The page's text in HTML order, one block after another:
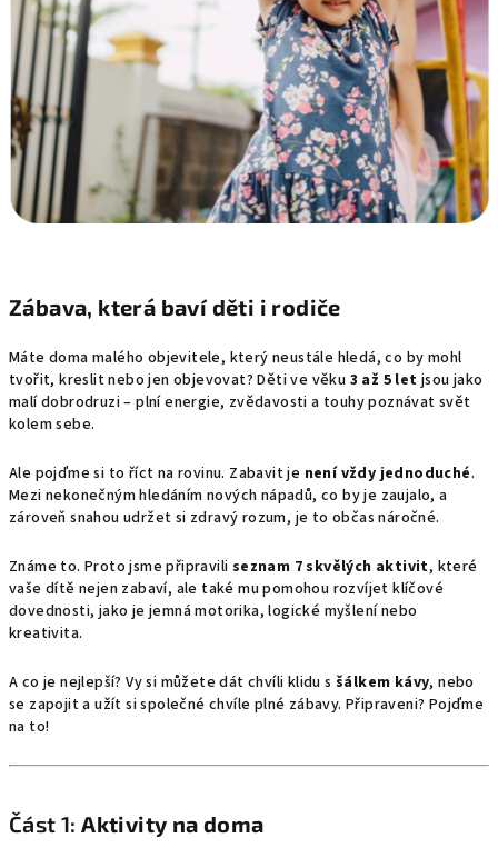
Zábava, která baví děti i rodiče
Máte doma malého objevitele, který neustále hledá, co by mohl
tvořit, kreslit nebo jen objevovat? Děti ve věku 3 až 5 letjsou jako
malí dobrodruzi – plní energie, zvědavosti a touhy poznávat svět
kolem sebe.
Ale pojďme si to říct na rovinu. Zabavit je není vždy jednoduché.
Mezi nekonečným hledáním nových nápadů, co by je zaujalo, a
zároveň snahou udržet si zdravý rozum, je to občas náročné.
Známe to. Proto jsme připravili seznam 7 skvělých aktivit, které
vaše dítě nejen zabaví, ale také mu pomohou rozvíjet klíčové
dovednosti, jako je jemná motorika, logické myšlení nebo
kreativita.
A co je nejlepší? Vy si můžete dát chvíli klidu s šálkem kávy, nebo
se zapojit a užít si společné chvíle plné zábavy. Připraveni? Pojďme
na to!
Část 1:Aktivity na doma